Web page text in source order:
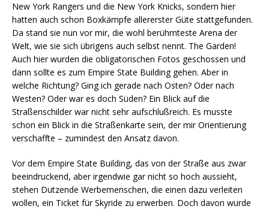
New York Rangers und die New York Knicks, sondern hier
hatten auch schon Boxkämpfe allererster Güte stattgefunden.
Da stand sie nun vor mir, die wohl berühmteste Arena der
Welt, wie sie sich übrigens auch selbst nennt. The Garden!
Auch hier wurden die obligatorischen Fotos geschossen und
dann sollte es zum Empire State Building gehen. Aber in
welche Richtung? Ging ich gerade nach Osten? Oder nach
Westen? Oder war es doch Süden? Ein Blick auf die
Straßenschilder war nicht sehr aufschlußreich. Es musste
schon ein Blick in die Straßenkarte sein, der mir Orientierung
verschaffte – zumindest den Ansatz davon.
Vor dem Empire State Building, das von der Straße aus zwar
beeindruckend, aber irgendwie gar nicht so hoch aussieht,
stehen Dutzende Werbemenschen, die einen dazu verleiten
wollen, ein Ticket für Skyride zu erwerben. Doch davon wurde